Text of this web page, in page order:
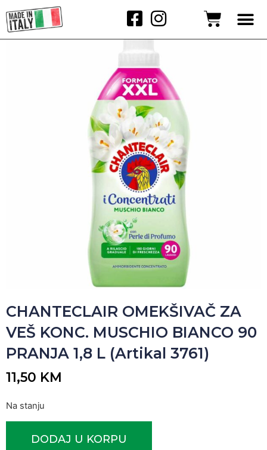
CHANTECLAIR OMEKŠIVAČ ZA
VEŠ KONC. MUSCHIO BIANCO 90
PRANJA 1,8 L (Artikal 3761)
11,50 KM
Na stanju
DODAJ U KORPU